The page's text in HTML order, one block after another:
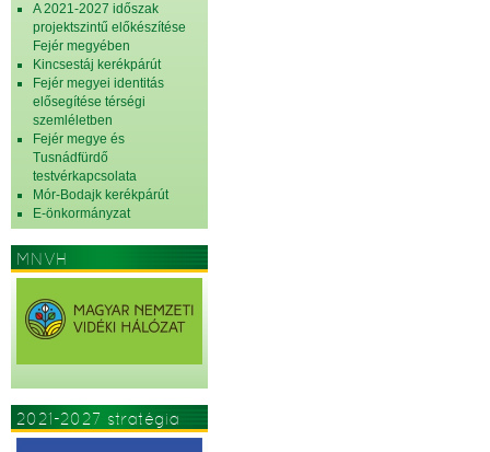
A 2021-2027 időszak
projektszintű előkészítése
Fejér megyében
Kincsestáj kerékpárút
Fejér megyei identitás
elősegítése térségi
szemléletben
Fejér megye és
Tusnádfürdő
testvérkapcsolata
Mór-Bodajk kerékpárút
E-önkormányzat
MNVH
2021-2027 stratégia